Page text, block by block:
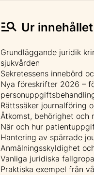
Ur innehållet
Grundläggande juridik
sjukvården
Sekretessens innebörd
Nya föreskrifter 2026 –
Rättssäker journalföring
Åtkomst, behörighet och
När och hur
Hantering av spärrade
Anmälningsskyldighet
Vanliga juridiska
Praktiska exempel från